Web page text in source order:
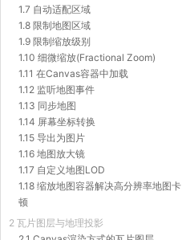
1.7 自动适配区域
1.8 限制地图区域
1.9 限制缩放级别
1.10 细微缩放(Fractional Zoom)
1.11 在Canvas容器中加载
1.12 监听地图事件
1.13 同步地图
1.14 屏幕坐标转换
1.15 导出为图片
1.16 地图放大镜
1.17 自定义地图LOD
1.18 缩放地图容器解决高分辨率地图卡
顿
2 瓦片图层与地理投影